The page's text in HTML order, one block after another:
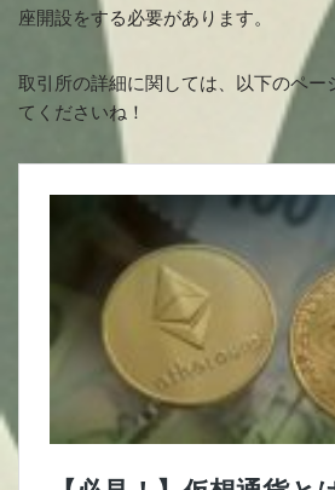
座開設をする必要があります。
取引所の詳細に関しては、以下のペー
てくださいね！